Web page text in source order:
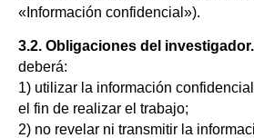
«Información confidencial»).
3.2. Obligaciones del investigador.
deberá:
1) utilizar la información
el fin de realizar el trabajo;
2) no revelar ni transmitir la